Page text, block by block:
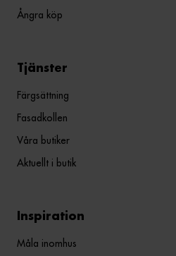
Ångra köp
Tjänster
Färgsättning
Fasadkollen
Våra butiker
Aktuellt i butik
Inspiration
Måla inomhus